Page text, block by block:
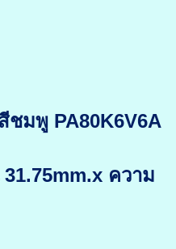
ชมพู PA80K6V6A
ความ